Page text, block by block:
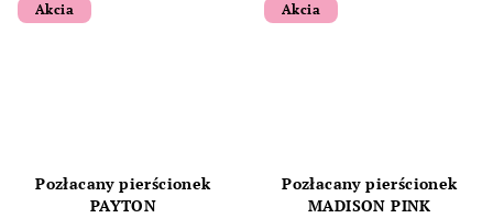
Akcia
Pozłacany pierścionek
PAYTON
Akcia
Pozłacany pierścionek
MADISON PINK